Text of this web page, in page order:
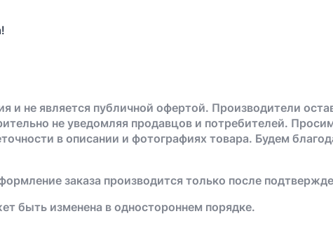
и не является публичной офертой. Производители
не уведомляя продавцов и потребителей.
в описании и фотографиях товара. Будем
заказа производится только после
быть изменена в одностороннем порядке.